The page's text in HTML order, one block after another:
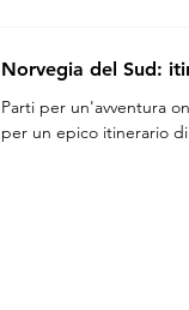
Zimbabwe
Norvegia del Sud:
Parti per un'avventura
per un epico itinerario